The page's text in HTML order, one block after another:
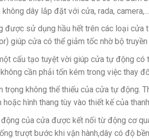
dây lắp đặt với cửa, rada, camera,...
được sử dụng hầu hết trên các loại
giúp cửa có thể giảm tốc nhờ bộ
cấu tạo tuyệt vời giúp cửa tự động
cần phải tốn kém trong việc thay
trọng không thể thiếu của cửa tự động.
hình thang tùy vào thiết kế của
động của cửa được kết nối từ động cơ
trượt bước khi vận hành,dây có độ